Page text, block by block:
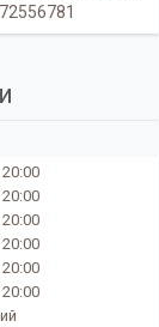
20:00
20:00
20:00
20:00
20:00
20:00